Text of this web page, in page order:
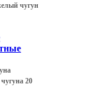
чугун
20